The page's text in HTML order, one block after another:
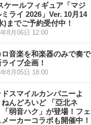
ケールフィギュア「マジ
ミライ 2026」Ver. 10月14
)までご予約受付中！
8月06日 12:00
音楽を和楽器のみで奏で
イブ企画！
8月05日 18:00
ドスマイルカンパニーよ
ねんどろいど 「亞北ネ
「弱音ハク」が登場！フェ
ーカーコラボも開催中！